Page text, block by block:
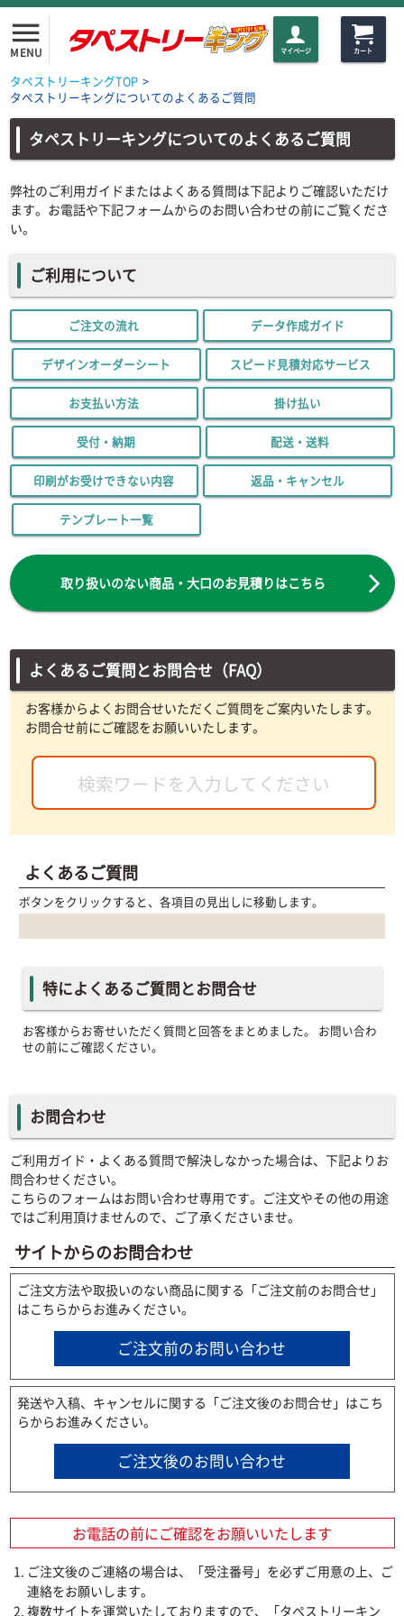
menu
MENU マイページ カート
タペストリーキングTOP >
タペストリーキングについてのよくあるご質問
タペストリーキングについてのよくあるご質問
弊社のご利用ガイドまたはよくある質問は下記よりご確認いただけ
ます。お電話や下記フォームからのお問い合わせの前にご覧くださ
い。
ご利用について
ご注文の流れ データ作成ガイド
デザインオーダーシート スピード見積対応サービス
お支払い方法 掛け払い
受付・納期 配送・送料
印刷がお受けできない内容 返品・キャンセル
テンプレート一覧
取り扱いのない商品・大口のお見積りはこちら
よくあるご質問とお問合せ（FAQ）
お客様からよくお問合せいただくご質問をご案内いたします。
お問合せ前にご確認をお願いいたします。
よくあるご質問
ボタンをクリックすると、各項目の見出しに移動します。
特によくあるご質問とお問合せ
お客様からお寄せいただく質問と回答をまとめました。 お問い合わ
せの前にご確認ください。
お問合わせ
ご利用ガイド・よくある質問で解決しなかった場合は、下記よりお
問合わせください。
こちらのフォームはお問い合わせ専用です。ご注文やその他の用途
ではご利用頂けませんので、ご了承くださいませ。
サイトからのお問合わせ
ご注文方法や取扱いのない商品に関する「ご注文前のお問合せ」
はこちらからお進みください。
ご注文前のお問い合わせ
発送や入稿、キャンセルに関する「ご注文後のお問合せ」はこち
らからお進みください。
ご注文後のお問い合わせ
お電話の前にご確認をお願いいたします
ご注文後のご連絡の場合は、「受注番号」を必ずご用意の上、ご
連絡をお願いします。
複数サイトを運営いたしておりますので、「タペストリーキン